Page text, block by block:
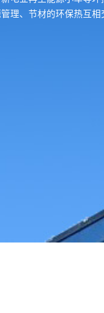
理、节材的环保热互